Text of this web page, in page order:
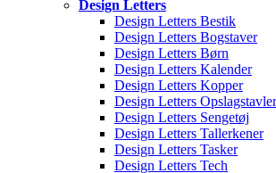
Design Letters
Design Letters Bestik
Design Letters Bogstaver
Design Letters Børn
Design Letters Kalender
Design Letters Kopper
Design Letters Opslagstavler
Design Letters Sengetøj
Design Letters Tallerkener
Design Letters Tasker
Design Letters Tech